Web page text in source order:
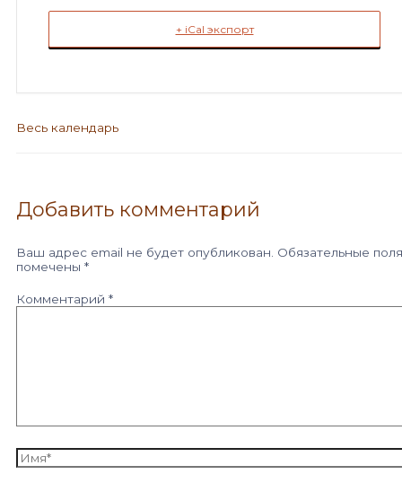
+ iCal экспорт
Весь календарь
Добавить комментарий
Ваш адрес email не будет опубликован. Обязательные поля
помечены *
Комментарий *
Имя*